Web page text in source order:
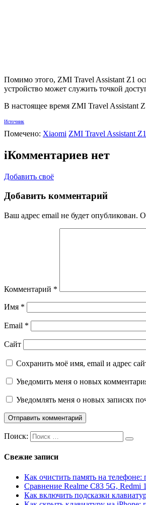
Помимо этого, ZMI Travel Assistant Z1
устройство может служить точкой
В настоящее время ZMI Travel Assistant
Источник
Помечено: Xiaomi ZMI Travel Assistant Z1
iКомментариев нет
Добавить своё
Добавить комментарий
Ваш адрес email не будет опубликован.
Комментарий *
Имя *
Email *
Сайт
Сохранить моё имя, email и адрес
Уведомить меня о новых
Уведомлять меня о новых записях
Поиск:
Свежие записи
Как очистить память на
Сравнение Realme C83 5G, Redmi
Как включить подсказки